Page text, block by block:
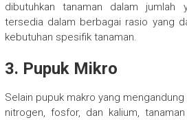
dibutuhkan tanaman dalam jumlah
tersedia dalam berbagai rasio yang
kebutuhan spesifik tanaman.
3. Pupuk Mikro
Selain pupuk makro yang
nitrogen, fosfor, dan kalium,